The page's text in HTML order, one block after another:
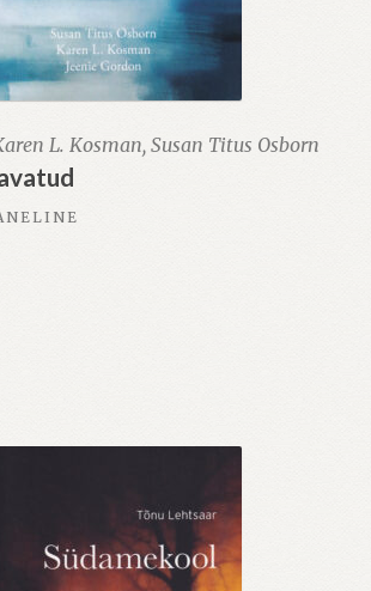
L. Kosman, Susan Titus Osborn